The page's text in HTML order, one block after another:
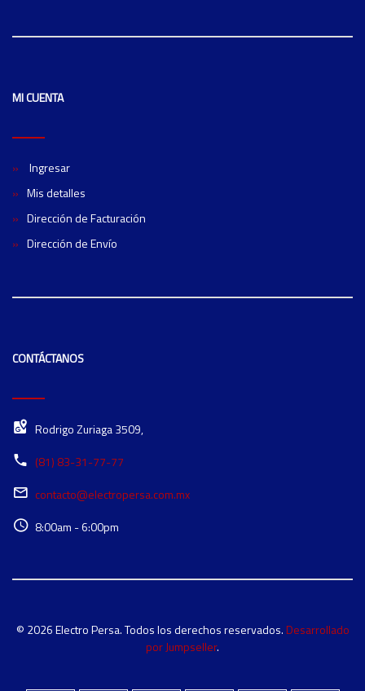
MI CUENTA
Ingresar
Mis detalles
Dirección de Facturación
Dirección de Envío
CONTÁCTANOS
Rodrigo Zuriaga 3509,
(81) 83-31-77-77
contacto@electropersa.com.mx
8:00am - 6:00pm
© 2026 Electro Persa. Todos los derechos reservados. Desarrollado
por Jumpseller.